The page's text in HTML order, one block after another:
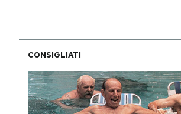
CONSIGLIATI